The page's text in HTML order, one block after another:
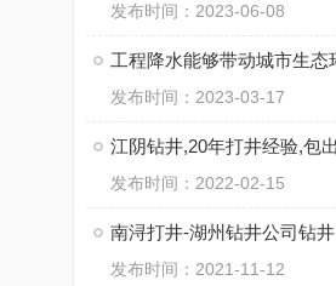
发布时间：2023-06-08
发布时间：2023-03-17
发布时间：2022-02-15
南浔打井-湖州钻井公司钻井
发布时间：2021-11-12